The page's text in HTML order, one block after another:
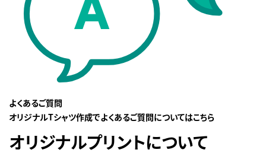
よくあるご質問
オリジナルTシャツ作成でよくあるご質問についてはこちら
オリジナルプリントについて